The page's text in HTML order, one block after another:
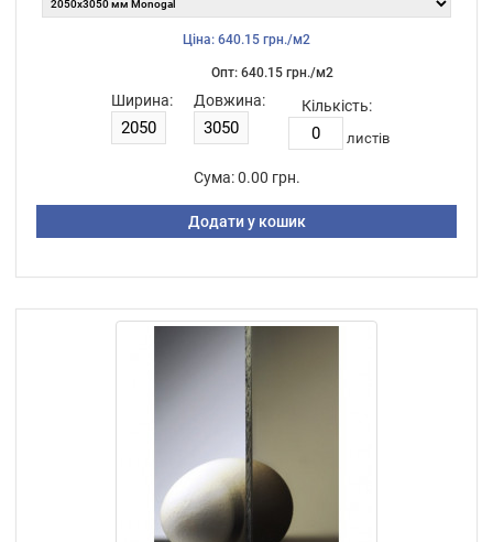
Ціна: 640.15 грн./м2
Опт: 640.15 грн./м2
Ширина: Довжина: Кількість:
листiв
Сума: 0.00 грн.
Додати у кошик